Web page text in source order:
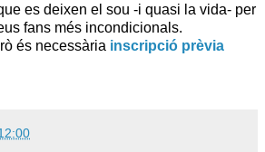
es deixen el sou -i quasi la vida- per
fans més incondicionals.
és necessària inscripció prèvia